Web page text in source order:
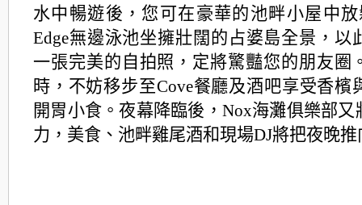
水中暢遊後，您可在豪華的池畔小屋中放
Edge無邊泳池坐擁壯闊的占婆島全景， 以
一張完美的自拍照，定將驚豔您的朋友圈
時，不妨移步至Cove餐廳及酒吧享受香檳
開胃小食。夜幕降臨後，Nox海灘俱樂部又
力， 美食、池畔雞尾酒和現場DJ將把夜晚